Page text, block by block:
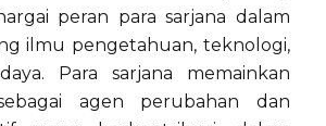
peran para sarjana dalam
ilmu pengetahuan, teknologi,
Para sarjana memainkan
agen perubahan dan